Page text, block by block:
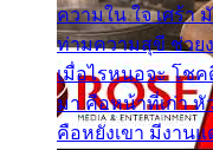
ความใน ใจ เศร้า
ท่ามความสุขี ช่วย
เมื่อไรหนอจะ โช
มา คือหน้าที่เก่า หั
คือหยังเขา มีงาน